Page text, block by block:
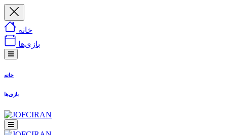
خانه
بازی‌ها
خانه
بازی‌ها